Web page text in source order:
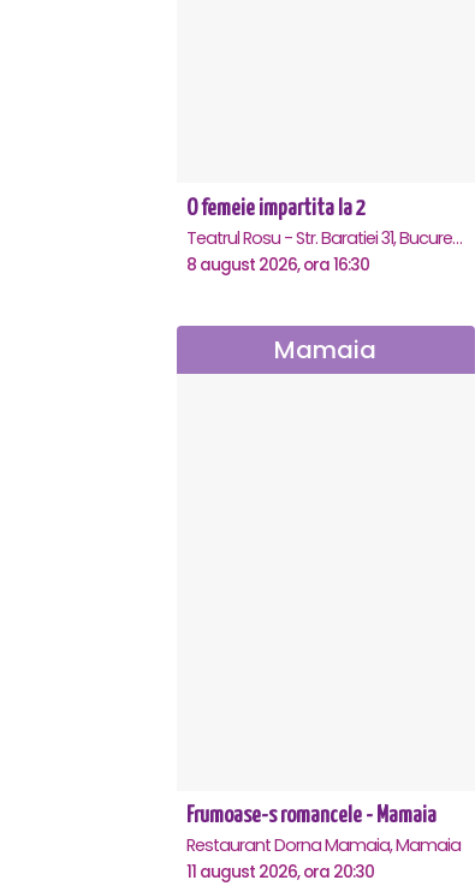
O femeie impartita la 2
Teatrul Rosu - Str. Baratiei 31, Bucuresti
8 august 2026, ora 16:30
Mamaia
Frumoase-s romancele - Mamaia
Restaurant Dorna Mamaia, Mamaia
11 august 2026, ora 20:30